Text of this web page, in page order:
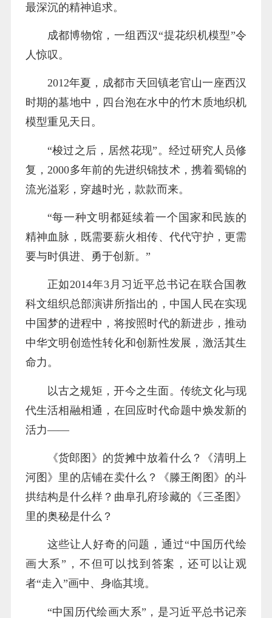
最深沉的精神追求。
成都博物馆，一组西汉“提花织机模型”令
人惊叹。
2012年夏，成都市天回镇老官山一座西汉
时期的墓地中，四台泡在水中的竹木质地织机
模型重见天日。
“梭过之后，居然花现”。经过研究人员修
复，2000多年前的先进织锦技术，携着蜀锦的
流光溢彩，穿越时光，款款而来。
“每一种文明都延续着一个国家和民族的
精神血脉，既需要薪火相传、代代守护，更需
要与时俱进、勇于创新。”
正如2014年3月习近平总书记在联合国教
科文组织总部演讲所指出的，中国人民在实现
中国梦的进程中，将按照时代的新进步，推动
中华文明创造性转化和创新性发展，激活其生
命力。
以古之规矩，开今之生面。传统文化与现
代生活相融相通，在回应时代命题中焕发新的
活力——
《货郎图》的货摊中放着什么？《清明上
河图》里的店铺在卖什么？《滕王阁图》的斗
拱结构是什么样？曲阜孔府珍藏的《三圣图》
里的奥秘是什么？
这些让人好奇的问题，通过“中国历代绘
画大系”，不但可以找到答案，还可以让观
者“走入”画中、身临其境。
“中国历代绘画大系”，是习近平总书记亲